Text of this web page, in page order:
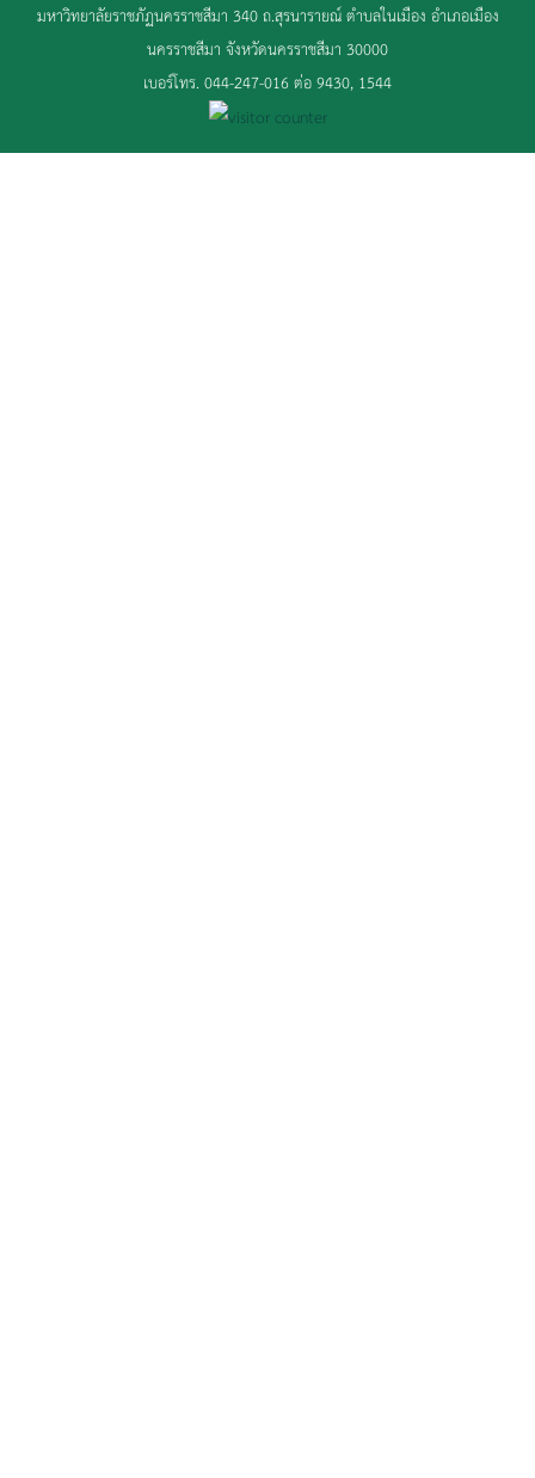
มหาวิทยาลัยราชภัฏนครราชสีมา 340 ถ.สุรนารายณ์ ตำบลในเมือง อำเภอเมือง
นครราชสีมา จังหวัดนครราชสีมา 30000
เบอร์โทร. 044-247-016 ต่อ 9430, 1544